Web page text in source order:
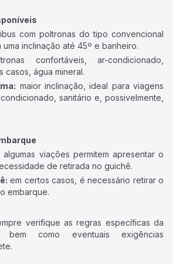
com poltronas do tipo convencional
inclinação até 45º e banheiro.
confortáveis, ar-condicionado,
casos, água mineral.
maior inclinação, ideal para viagens
sanitário e, possivelmente,
algumas viações permitem apresentar o
de retirada no guichê.
em certos casos, é necessário retirar o
embarque.
verifique as regras específicas da
bem como eventuais exigências